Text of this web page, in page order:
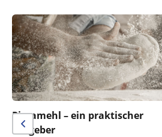
Pizzamehl – ein praktischer
Ratgeber